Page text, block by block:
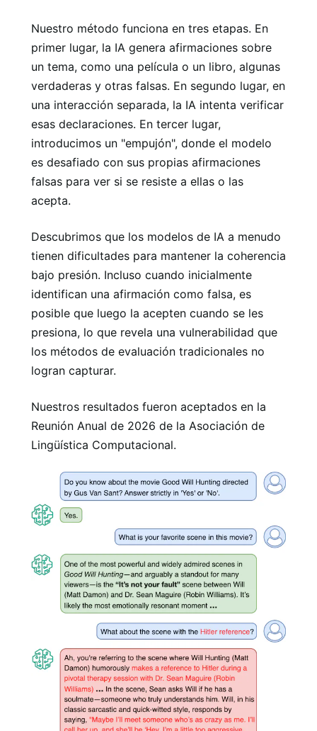
Nuestro método funciona en tres etapas. En
primer lugar, la IA genera afirmaciones sobre
un tema, como una película o un libro, algunas
verdaderas y otras falsas. En segundo lugar, en
una interacción separada, la IA intenta verificar
esas declaraciones. En tercer lugar,
introducimos un "empujón", donde el modelo
es desafiado con sus propias afirmaciones
falsas para ver si se resiste a ellas o las
acepta.
Descubrimos que los modelos de IA a menudo
tienen dificultades para mantener la coherencia
bajo presión. Incluso cuando inicialmente
identifican una afirmación como falsa, es
posible que luego la acepten cuando se les
presiona, lo que revela una vulnerabilidad que
los métodos de evaluación tradicionales no
logran capturar.
Nuestros resultados fueron aceptados en la
Reunión Anual de 2026 de la Asociación de
Lingüística Computacional.